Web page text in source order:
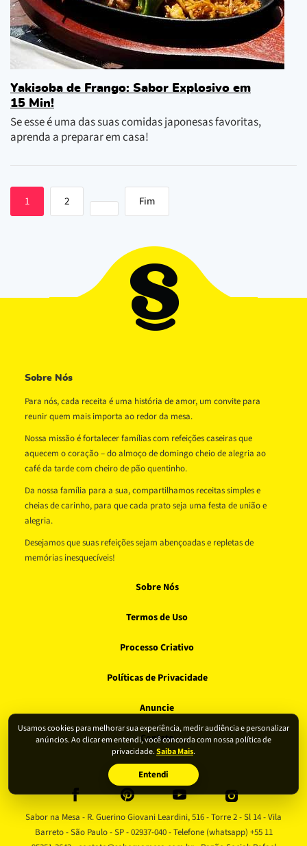
Usamos cookies para melhorar sua experiência, medir audiência e personalizar
anúncios. Ao clicar em entendi, você concorda com nossa política de
privacidade.Saiba Mais.
Entendi
Yakisoba de Frango: Sabor Explosivo em
15 Min!
Se esse é uma das suas comidas japonesas favoritas,
aprenda a preparar em casa!
1 2 Fim
Sobre Nós
Para nós, cada receita é uma história de amor, um convite para
reunir quem mais importa ao redor da mesa.
Nossa missão é fortalecer famílias com refeições caseiras que
aquecem o coração – do almoço de domingo cheio de alegria ao
café da tarde com cheiro de pão quentinho.
Da nossa família para a sua, compartilhamos receitas simples e
cheias de carinho, para que cada prato seja uma festa de união e
alegria.
Desejamos que suas refeições sejam abençoadas e repletas de
memórias inesquecíveis!
Sobre Nós
Termos de Uso
Processo Criativo
Políticas de Privacidade
Anuncie
Contato
Sabor na Mesa - R. Guerino Giovani Leardini, 516 - Torre 2 - Sl 14 - Vila
Barreto - São Paulo - SP - 02937-040 - Telefone (whatsapp) +55 11